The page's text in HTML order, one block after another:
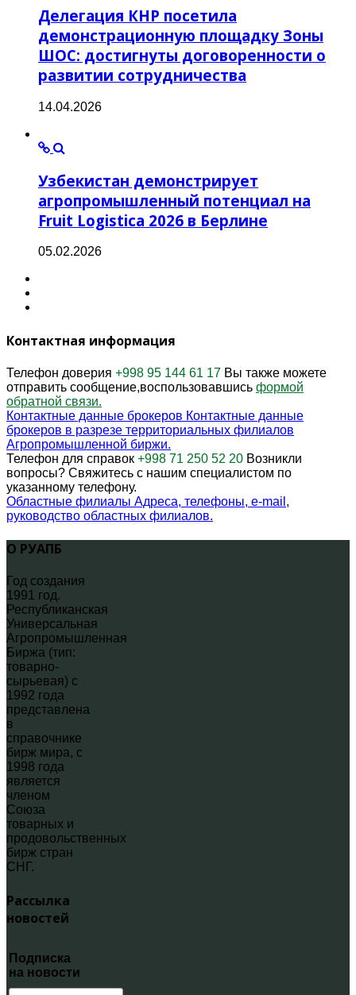
Делегация КНР посетила
демонстрационную площадку Зоны
ШОС: достигнуты договоренности о
развитии сотрудничества
14.04.2026
Узбекистан демонстрирует
агропромышленный потенциал на
Fruit Logistica 2026 в Берлине
05.02.2026
Контактная информация
Телефон доверия +998 95 144 61 17 Вы также можете
отправить сообщение,воспользовавшись формой
обратной связи.
Контактные данные брокеров Контактные данные
брокеров в разрезе территориальных филиалов
Агропромышленной биржи.
Телефон для справок +998 71 250 52 20 Возникли
вопросы? Свяжитесь с нашим специалистом по
указанному телефону.
Областные филиалы Адреса, телефоны, e-mail,
руководство областных филиалов.
О РУАПБ
Год создания
1991 год.
Республиканская
Универсальная
Агропромышленная
Биржа (тип:
товарно-
сырьевая) с
1992 года
представлена
в
справочнике
бирж мира, с
1998 года
является
членом
Союза
товарных и
продовольственных
бирж стран
СНГ.
Рассылка
новостей
Подписка
на новости